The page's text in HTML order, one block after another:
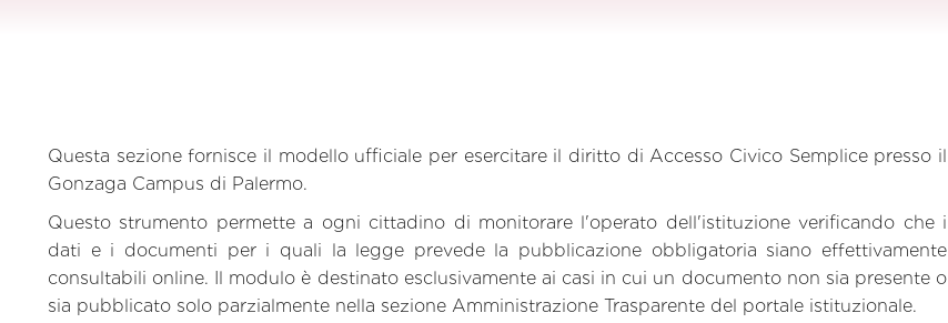
Questa sezione fornisce il modello ufficiale per esercitare il diritto di Accesso Civico Semplice presso il
Gonzaga Campus di Palermo.
Questo strumento permette a ogni cittadino di monitorare l'operato dell'istituzione verificando che i
dati e i documenti per i quali la legge prevede la pubblicazione obbligatoria siano effettivamente
consultabili online. Il modulo è destinato esclusivamente ai casi in cui un documento non sia presente o
sia pubblicato solo parzialmente nella sezione Amministrazione Trasparente del portale istituzionale.